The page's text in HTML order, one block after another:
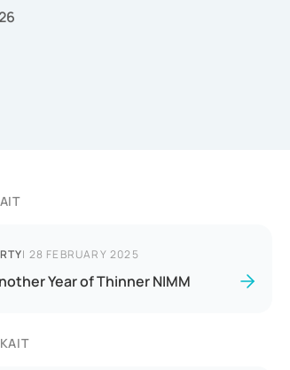
| 28 FEBRUARY 2025
Year of Thinner NIMM